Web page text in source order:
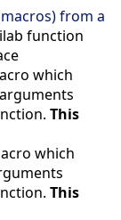
from a
function
which
This
which
This